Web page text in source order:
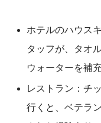
ホテルのハウス
タッフが、タオ
ウォーターを補
レストラン：チ
行くと、ベテラ